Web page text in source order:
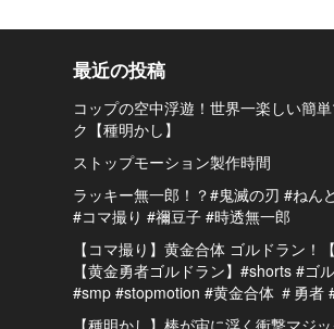
最近の投稿
コップの空中浮遊！世界一楽しい簡
ク【種明かし】
ストップモーション製作時間
ラッキー無一郎！？#鬼滅の刃 #ねん
#コマ撮り #禰豆子 #時透無一郎
【コマ撮り】黄金合体 ゴルドラン！
【黄金勇者ゴルドラン】#shorts #ゴ
#smp #stopmotion #黄金合体 ＃勇者